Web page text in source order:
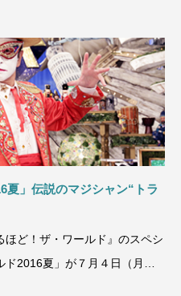
夏」伝説のマジシャン“トラ
ど！ザ・ワールド』のスペシ
2016夏」が７月４日（月）